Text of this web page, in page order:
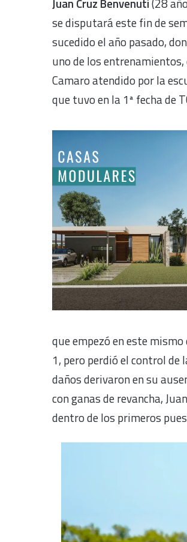
se disputará este fin de
sucedido el año pasado,
uno de los
Camaro atendido por la
que tuvo en la 1ª fecha de
que empezó en este
1, pero perdió el control de
daños derivaron en su
con ganas de revancha,
dentro de los primeros